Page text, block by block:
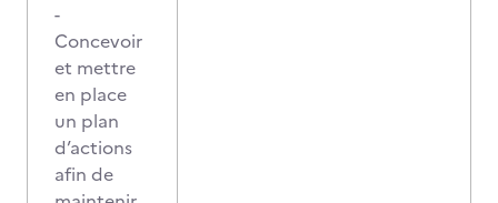
-
Concevoir
et mettre
en place
un plan
d’actions
afin de